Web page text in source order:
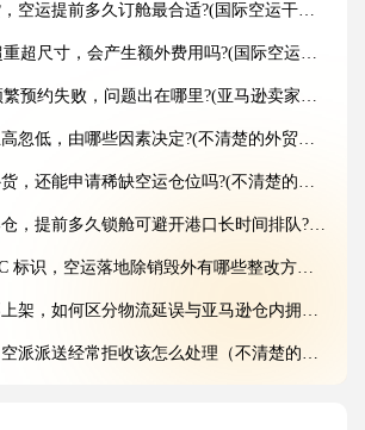
运提前多久订舱最合适?(国际空运干货知识分享)
尺寸，会产生额外费用吗?(国际空运干货知识分享)
约失败，问题出在哪里?(亚马逊卖家请注意)
低，由哪些因素决定?(不清楚的外贸人看过来)
能申请稀缺空运仓位吗?(不清楚的外贸人看过来)
多久锁舱可避开港口长时间排队?(不清楚的跨境卖家看过来)
空运落地除销毁外有哪些整改方式(国际空运干货知识分享)
何区分物流延误与亚马逊仓内拥堵?(国际空运干货知识分享)
送经常拒收该怎么处理（不清楚的跨境卖家看过来）